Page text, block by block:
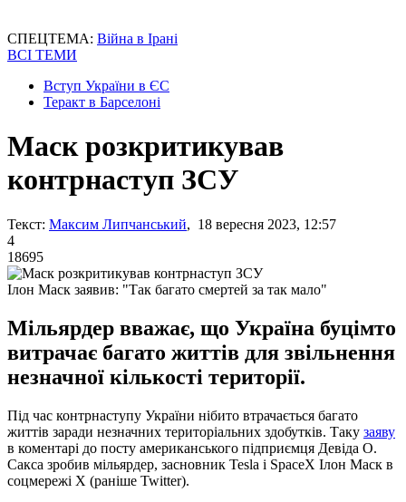
СПЕЦТЕМА: Війна в Ірані
ВСІ ТЕМИ
Вступ України в ЄС
Теракт в Барселоні
Маск розкритикував
контрнаступ ЗСУ
Текст: Максим Липчанський, 18 вересня 2023, 12:57
4
18695
Ілон Маск заявив: "Так багато смертей за так мало"
Мільярдер вважає, що Україна буцімто
витрачає багато життів для звільнення
незначної кількості території.
Під час контрнаступу України нібито втрачається багато
життів заради незначних територіальних здобутків. Таку заяву
в коментарі до посту американського підприємця Девіда О.
Сакса зробив мільярдер, засновник Tesla і SpaceX Ілон Маск в
соцмережі Х (раніше Twitter).